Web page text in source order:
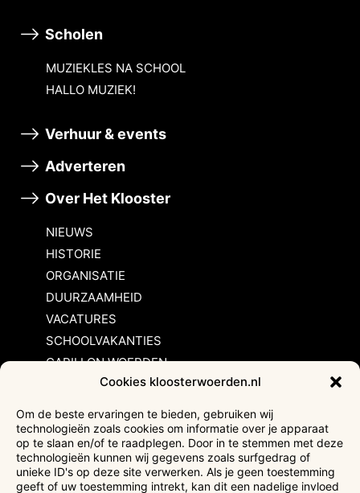
Cookies kloosterwoerden.nl
Om de beste ervaringen te bieden, gebruiken wij
technologieën zoals cookies om informatie over je apparaat
op te slaan en/of te raadplegen. Door in te stemmen met deze
technologieën kunnen wij gegevens zoals surfgedrag of
unieke ID's op deze site verwerken. Als je geen toestemming
geeft of uw toestemming intrekt, kan dit een nadelige invloed
Scholen
MUZIEKLES NA SCHOOL
HALLO MUZIEK!
Verhuur & events
Adverteren
Over Het Klooster
NIEUWS
HISTORIE
ORGANISATIE
DUURZAAMHEID
VACATURES
SCHOOLVAKANTIES
CARILLON WOERDEN
Inschrijvingsvoorwaarden
Bezoekersvoorwaarden
Huurvoorwaarden
Privacyverklaring